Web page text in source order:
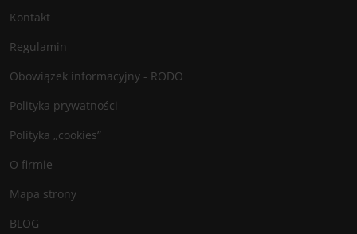
Kontakt
Regulamin
Obowiązek informacyjny - RODO
Polityka prywatności
Polityka „cookies”
O firmie
Mapa strony
BLOG